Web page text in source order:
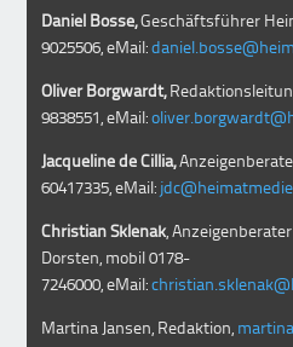
Daniel Bosse,Geschäftsführer
9025506, eMail:
Oliver Borgwardt,
9838551, eMail:
Jacqueline de Cillia,
60417335, eMail:
Christian Sklenak,
Dorsten, mobil0178-
7246000, eMail:
Martina Jansen, Redaktion,